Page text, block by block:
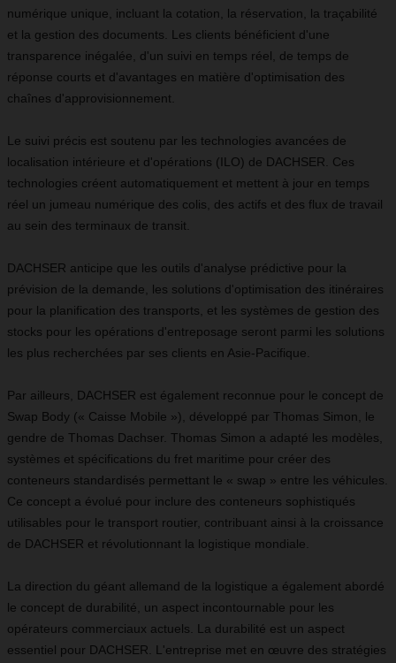
numérique unique, incluant la cotation, la réservation, la traçabilité
et la gestion des documents. Les clients bénéficient d'une
transparence inégalée, d'un suivi en temps réel, de temps de
réponse courts et d'avantages en matière d'optimisation des
chaînes d'approvisionnement.
Le suivi précis est soutenu par les technologies avancées de
localisation intérieure et d'opérations (ILO) de DACHSER. Ces
technologies créent automatiquement et mettent à jour en temps
réel un jumeau numérique des colis, des actifs et des flux de travail
au sein des terminaux de transit.
DACHSER anticipe que les outils d'analyse prédictive pour la
prévision de la demande, les solutions d'optimisation des itinéraires
pour la planification des transports, et les systèmes de gestion des
stocks pour les opérations d'entreposage seront parmi les solutions
les plus recherchées par ses clients en Asie-Pacifique.
Par ailleurs, DACHSER est également reconnue pour le concept de
Swap Body (« Caisse Mobile »), développé par Thomas Simon, le
gendre de Thomas Dachser. Thomas Simon a adapté les modèles,
systèmes et spécifications du fret maritime pour créer des
conteneurs standardisés permettant le « swap » entre les véhicules.
Ce concept a évolué pour inclure des conteneurs sophistiqués
utilisables pour le transport routier, contribuant ainsi à la croissance
de DACHSER et révolutionnant la logistique mondiale.
La direction du géant allemand de la logistique a également abordé
le concept de durabilité, un aspect incontournable pour les
opérateurs commerciaux actuels. La durabilité est un aspect
essentiel pour DACHSER. L'entreprise met en œuvre des stratégies